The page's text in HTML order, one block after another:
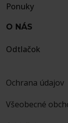
Ponuky
O NÁS
Odtlačok
Ochrana údajov
Všeobecné